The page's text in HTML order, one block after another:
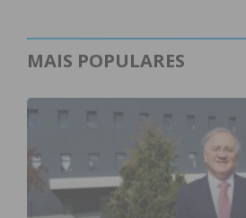
MAIS POPULARES